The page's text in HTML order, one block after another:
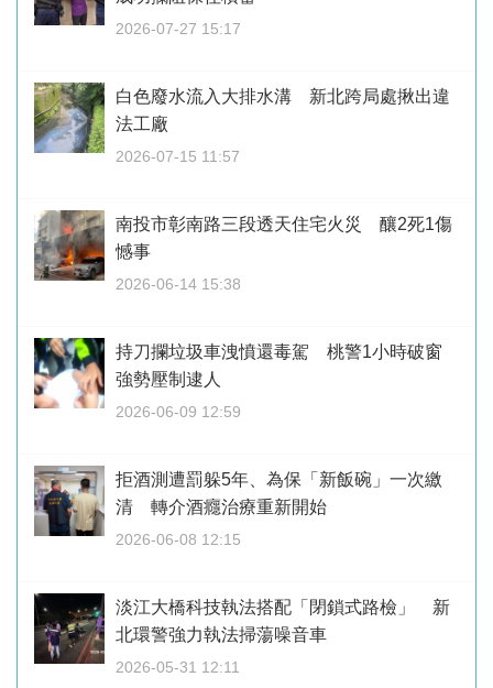
2026-07-27 15:17
白色廢水流入大排水溝 新北跨局處揪出違
法工廠
2026-07-15 11:57
南投市彰南路三段透天住宅火災 釀2死1傷
憾事
2026-06-14 15:38
持刀攔垃圾車洩憤還毒駕 桃警1小時破窗
強勢壓制逮人
2026-06-09 12:59
拒酒測遭罰躲5年、為保「新飯碗」一次繳
清 轉介酒癮治療重新開始
2026-06-08 12:15
淡江大橋科技執法搭配「閉鎖式路檢」 新
北環警強力執法掃蕩噪音車
2026-05-31 12:11